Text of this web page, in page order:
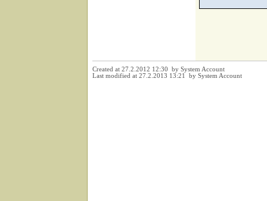
Created at 27.2.2012 12:30 by System Account
Last modified at 27.2.2013 13:21 by System Account